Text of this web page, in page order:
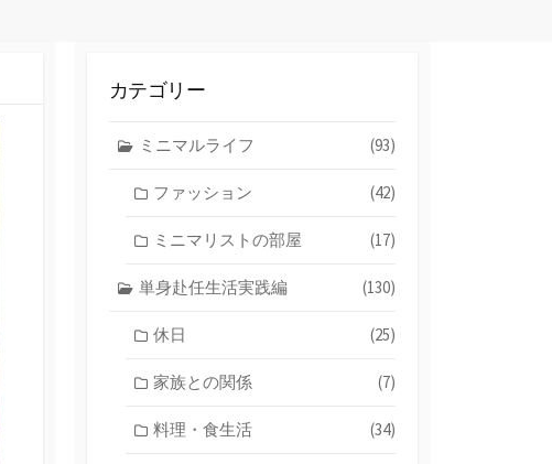
カテゴリー
ミニマルライフ (93)
ファッション (42)
ミニマリストの部屋 (17)
単身赴任生活実践編 (130)
休日 (25)
家族との関係 (7)
料理・食生活 (34)